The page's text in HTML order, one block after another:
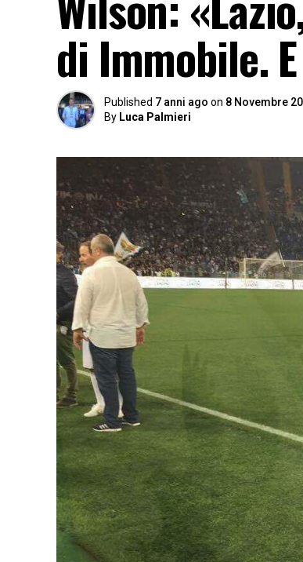
di Immobile.
Published 7 anni ago on 8 Novembre
By Luca Palmieri